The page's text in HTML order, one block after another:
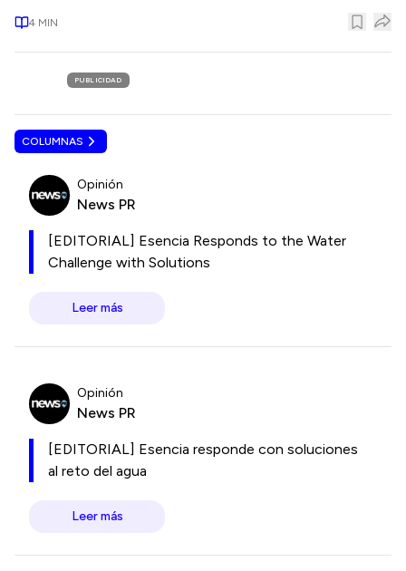
4 MIN
PUBLICIDAD
COLUMNAS
Opinión
News PR
[EDITORIAL] Esencia Responds to the Water
Challenge with Solutions
Leer más
Opinión
News PR
[EDITORIAL] Esencia responde con soluciones
al reto del agua
Leer más